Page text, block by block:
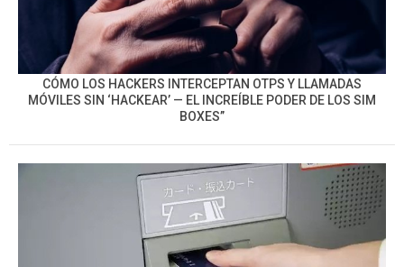
CÓMO LOS HACKERS INTERCEPTAN OTPS Y LLAMADAS
MÓVILES SIN ‘HACKEAR’ — EL INCREÍBLE PODER DE LOS SIM
BOXES”